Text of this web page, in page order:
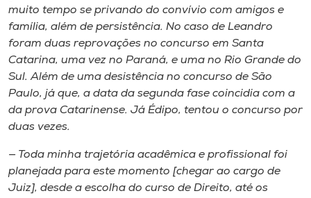
muito tempo se privando do convívio com amigos e
família, além de persistência. No caso de Leandro
foram duas reprovações no concurso em Santa
Catarina, uma vez no Paraná, e uma no Rio Grande do
Sul. Além de uma desistência no concurso de São
Paulo, já que, a data da segunda fase coincidia com a
da prova Catarinense. Já Édipo, tentou o concurso por
duas vezes.
— Toda minha trajetória acadêmica e profissional foi
planejada para este momento [chegar ao cargo de
Juiz], desde a escolha do curso de Direito, até os